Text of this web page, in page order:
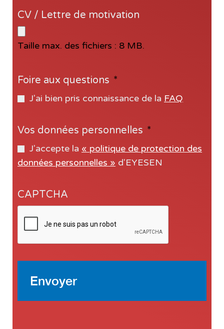
CV / Lettre de motivation
Taille max. des fichiers : 8 MB.
Foire aux questions *
J'ai bien pris connaissance de la FAQ
Vos données personnelles *
J'accepte la « politique de protection des
données personnelles » d'EYESEN
CAPTCHA